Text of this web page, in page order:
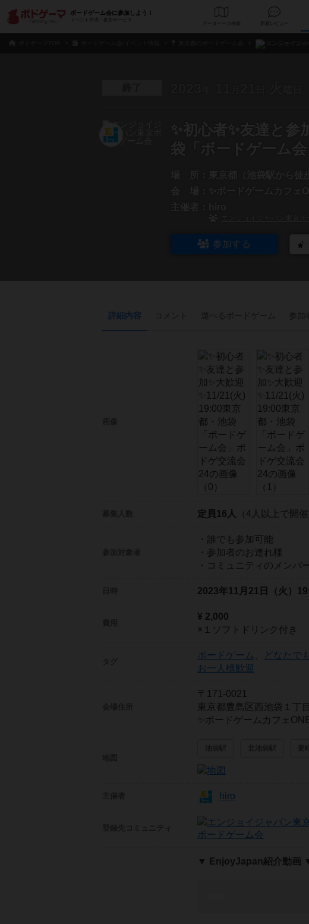
ボードゲーム会に参加しよう！
イベント作成・参加サービス
データベース 新着レ
✨初心者✨友達と参
袋「ボードゲーム
場 所：
東京都（池袋駅から徒
会 場：
主催者：
参加する
詳細内容
定員16人 （4人以上で開催
・誰でも参加可能
・参加者のお連れ様
・コミュニティのメンバ
2023年11月21日（火）
¥ 2,000
※１ソフトドリンク付き
ボードゲーム どなたでも
お一人様歓迎
〒171-0021
東京都豊島区西池袋１丁
✨ボードゲームカフェ
池袋駅 北池袋駅 要
hiro
ボードゲーム会
▼ EnjoyJapan紹介動画